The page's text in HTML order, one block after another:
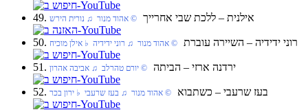
49. אילנית‏ – ללכת שבי אחרייך ‏ © אהוד מנור‏ ♫ נורית הירש
50. רוני ידידיה‏ – השיירה עוברת ‏ © אהוד מנור‏ ♫ רוני ידידיה‏ ♭ אילן מוכיח
51. ירדנה ארזי‏ – הביתה ‏ © יורם טהרלב‏ ♫ אביבה אהרון
52. בעז שרעבי‏ – כשתבוא ‏ © אהוד מנור‏ ♫ בעז שרעבי‏ ♭ ירון בכר